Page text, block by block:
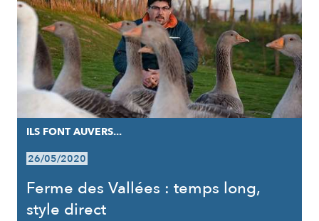
ILS FONT AUVERS...
26/05/2020
Ferme des Vallées : temps long,
style direct